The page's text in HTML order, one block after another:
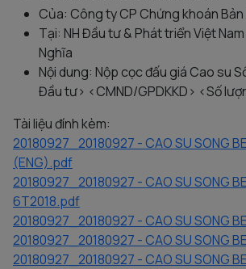
Của: Công ty CP Chứng khoán
Tại: NH Đầu tư & Phát triển Việt Nam
Nghĩa
Nội dung: Nộp cọc đấu giá Cao su
Đầu tư> <CMND/GPDKKD> <Số
Tài liệu đính kèm:
20180927_20180927 - CAO SU SONG
(ENG).pdf
20180927_20180927 - CAO SU SONG
6T2018.pdf
20180927_20180927 - CAO SU SONG
20180927_20180927 - CAO SU SONG
20180927_20180927 - CAO SU SONG